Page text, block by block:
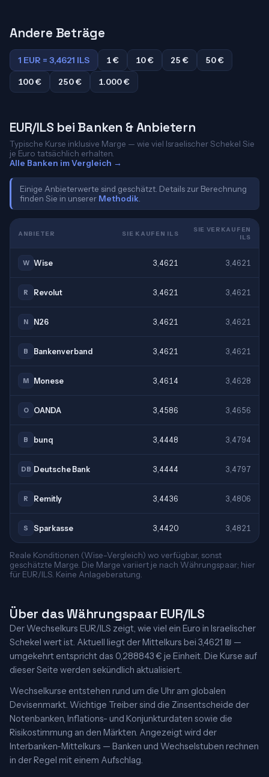
Andere Beträge
1 EUR = 3,4621 ILS 1 € 10 € 25 €
50 €
100 €
250 € 1.000 €
EUR/ILS bei Banken & Anbietern
Typische Kurse inklusive Marge — wie viel Israelischer Schekel Sie
je Euro tatsächlich erhalten.
Alle Banken im Vergleich →
Einige Anbieterwerte sind geschätzt. Details zur Berechnung
finden Sie in unserer Methodik
ANBIETER SIE KAUFEN ILS
SIE VERKAUFEN
ILS
W Wise 3,4621 3,4621
R Revolut 3,4621 3,4621
N N26 3,4621 3,4621
B Bankenverband 3,4621 3,4621
M Monese 3,4614 3,4628
O OANDA 3,4586 3,4656
B bunq 3,4448 3,4794
DB Deutsche Bank 3,4444 3,4797
R Remitly 3,4436 3,4806
S Sparkasse 3,4420 3,4821
Reale Konditionen (Wise-Vergleich) wo verfügbar, sonst
geschätzte Marge. Die Marge variiert je nach Währungspaar; hier
für EUR/ILS. Keine Anlageberatung.
Über das Währungspaar EUR/ILS
Der Wechselkurs EUR/ILS zeigt, wie viel ein Euro in Israelischer
Schekel wert ist. Aktuell liegt der Mittelkurs bei 3,4621 ₪ —
umgekehrt entspricht das 0,288843 € je Einheit. Die Kurse auf
dieser Seite werden sekündlich aktualisiert.
Wechselkurse entstehen rund um die Uhr am globalen
Devisenmarkt. Wichtige Treiber sind die Zinsentscheide der
Notenbanken, Inflations- und Konjunkturdaten sowie die
Risikostimmung an den Märkten. Angezeigt wird der
Interbanken-Mittelkurs — Banken und Wechselstuben rechnen
in der Regel mit einem Aufschlag.